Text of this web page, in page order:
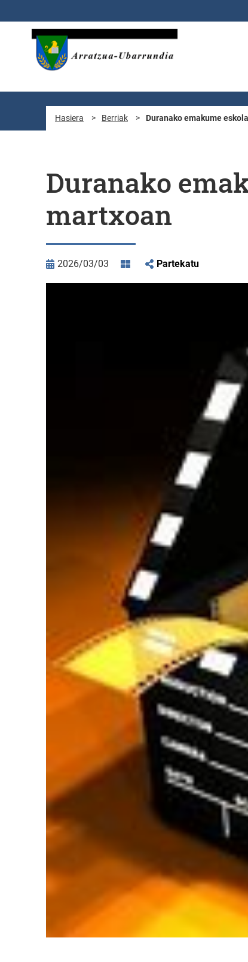
Hasiera > Berriak > Duranako emakume
Duranako
martxoan
2026/03/03 Partekatu